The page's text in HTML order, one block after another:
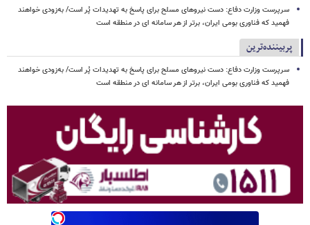
سرپرست وزارت دفاع: دست نیروهای مسلح برای پاسخ به تهدیدات پُر است/ به‌زودی خواهند
فهمید که فناوری بومی ایران، برتر از هر سامانه ای در منطقه است
پربیننده‌ترین
سرپرست وزارت دفاع: دست نیروهای مسلح برای پاسخ به تهدیدات پُر است/ به‌زودی خواهند
فهمید که فناوری بومی ایران، برتر از هر سامانه ای در منطقه است